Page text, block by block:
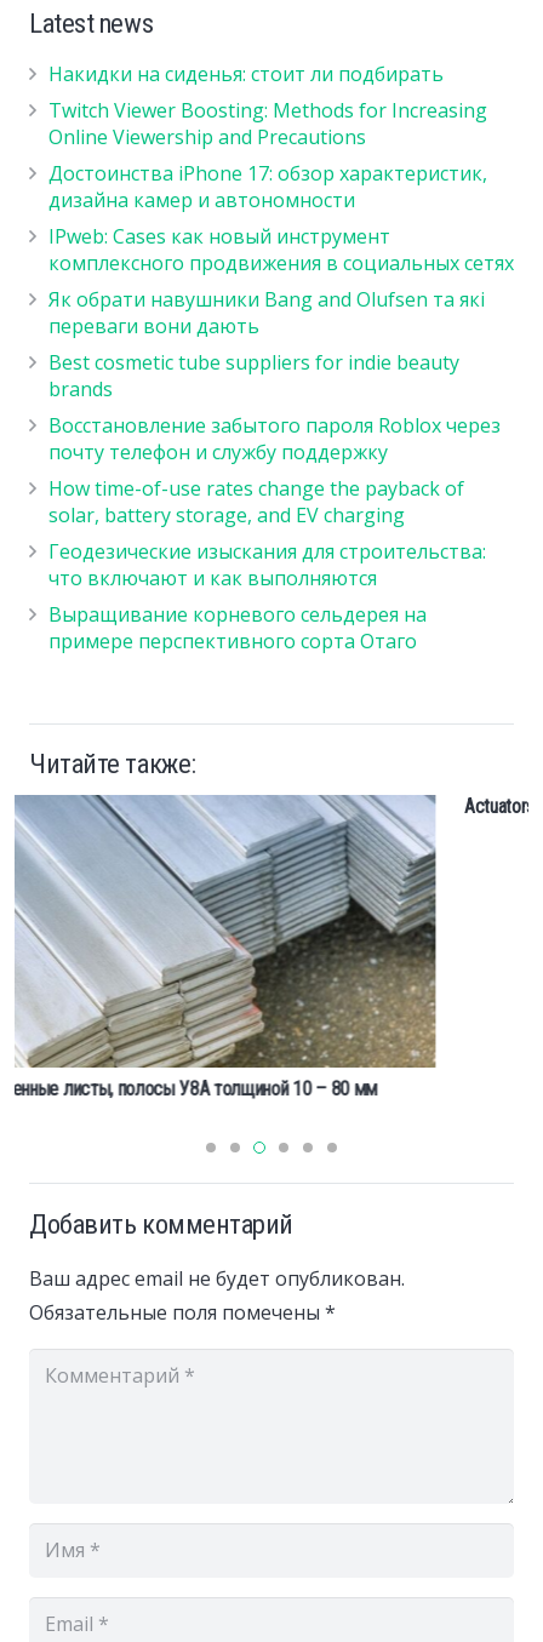
Latest news
Накидки на сиденья: стоит ли подбирать
Twitch Viewer Boosting: Methods for Increasing
Online Viewership and Precautions
Достоинства iPhone 17: обзор характеристик,
дизайна камер и автономности
IPweb: Cases как новый инструмент
комплексного продвижения в социальных сетях
Як обрати навушники Bang and Olufsen та які
переваги вони дають
Best cosmetic tube suppliers for indie beauty
brands
Восстановление забытого пароля Roblox через
почту телефон и службу поддержку
How time-of-use rates change the payback of
solar, battery storage, and EV charging
Геодезические изыскания для строительства:
что включают и как выполняются
Выращивание корневого сельдерея на
примере перспективного сорта Отаго
Читайте также:
Actuators and joint sealing
Добавить комментарий
Ваш адрес email не будет опубликован.
Обязательные поля помечены *